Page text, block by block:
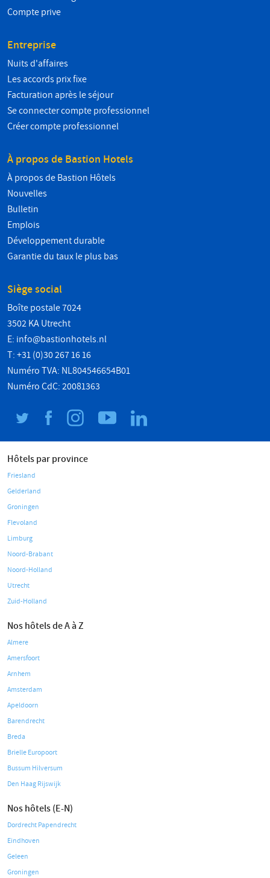
Compte prive
Entreprise
Nuits d'affaires
Les accords prix fixe
Facturation après le séjour
Se connecter compte professionnel
Créer compte professionnel
À propos de Bastion Hotels
À propos de Bastion Hôtels
Nouvelles
Bulletin
Emplois
Développement durable
Garantie du taux le plus bas
Siège social
Boîte postale 7024
3502 KA Utrecht
E: info@bastionhotels.nl
T: +31 (0)30 267 16 16
Numéro TVA: NL804546654B01
Numéro CdC: 20081363
Hôtels par province
Friesland
Gelderland
Groningen
Flevoland
Limburg
Noord-Brabant
Noord-Holland
Utrecht
Zuid-Holland
Nos hôtels de A à Z
Almere
Amersfoort
Arnhem
Amsterdam
Apeldoorn
Barendrecht
Breda
Brielle Europoort
Bussum Hilversum
Den Haag Rijswijk
Nos hôtels (E-N)
Dordrecht Papendrecht
Eindhoven
Geleen
Groningen